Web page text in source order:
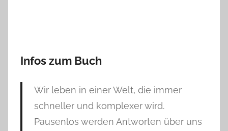
Infos zum Buch
Wir leben in einer Welt, die immer
schneller und komplexer wird.
Pausenlos werden Antworten über uns